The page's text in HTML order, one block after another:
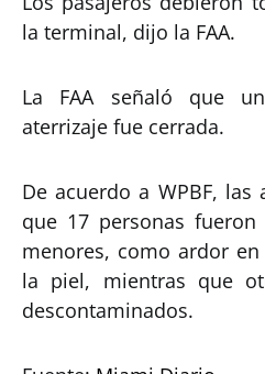
la terminal, dijo la FAA.
La FAA señaló que
aterrizaje fue cerrada.
De acuerdo a WPBF, las
que 17 personas
menores, como ardor
la piel, mientras que
descontaminados.